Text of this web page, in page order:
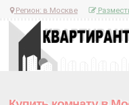
Регион: в Москве